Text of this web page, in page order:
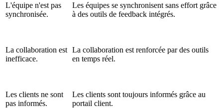
L'équipe n'est pas
synchronisée.
Les équipes se synchronisent sans effort grâce
à des outils de feedback intégrés.
La collaboration est
inefficace.
La collaboration est renforcée par des outils
en temps réel.
Les clients ne sont
pas informés.
Les clients sont toujours informés grâce au
portail client.